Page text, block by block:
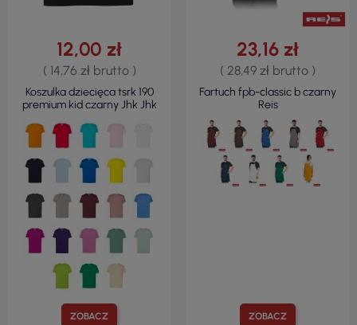
ZOBACZ
12,00 zł
( 14,76 zł brutto )
Koszulka dziecięca tsrk 190
premium kid czarny Jhk Jhk
ZOBACZ
23,16 zł
( 28,49 zł brutto )
Fartuch fpb-classic b czarny
Reis